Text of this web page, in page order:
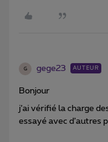
G gege23 AUTEUR
Bonjour
j’ai vérifié la charge
essayé avec d’autres